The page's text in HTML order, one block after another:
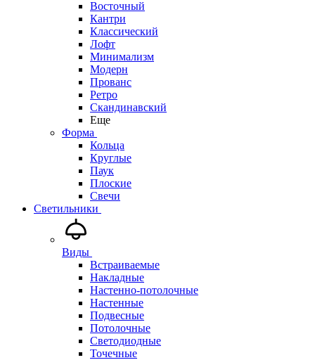
Восточный
Кантри
Классический
Лофт
Минимализм
Модерн
Прованс
Ретро
Скандинавский
Еще
Форма
Кольца
Круглые
Паук
Плоские
Свечи
Светильники
Виды
Встраиваемые
Накладные
Настенно-потолочные
Настенные
Подвесные
Потолочные
Светодиодные
Точечные